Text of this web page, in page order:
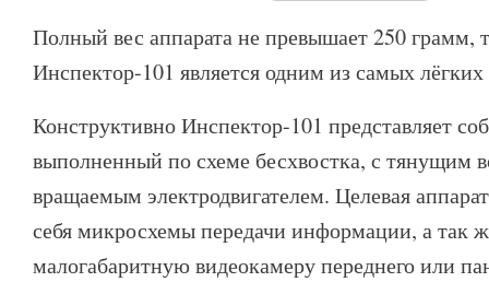
Полный вес аппарата не превышает 250 грамм,
Инспектор-101 является одним из самых
Конструктивно Инспектор-101 представляет
выполненный по схеме бесхвостка, с тянущим
вращаемым электродвигателем. Целевая
себя микросхемы передачи информации, а так
малогабаритную видеокамеру переднего или